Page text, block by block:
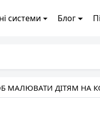
системи Блог
МАЛЮВАТИ ДІТЯМ НА